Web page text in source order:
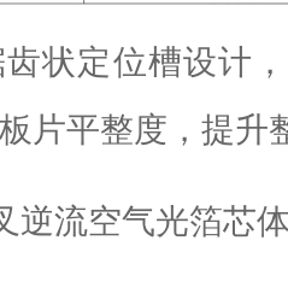
齿状定位槽设计
片平整度，提升